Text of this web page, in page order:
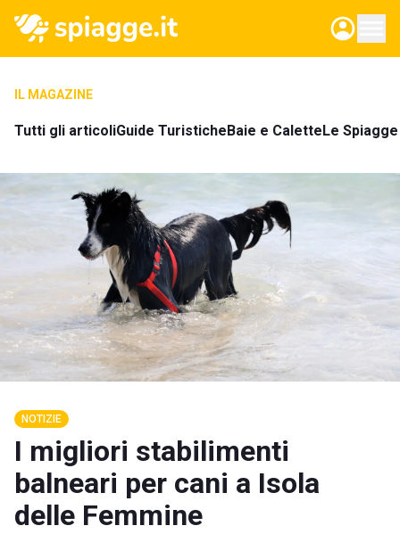
IL MAGAZINE
Tutti gli articoliGuide TuristicheBaie e CaletteLe
NOTIZIE
I migliori stabilimenti
balneari per cani a Isola
delle Femmine